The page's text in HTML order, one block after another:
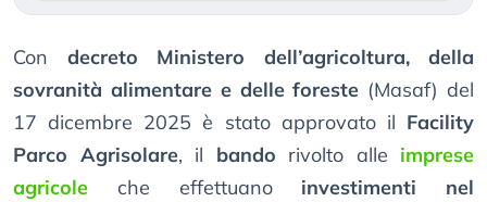
Con decreto Ministero dell’agricoltura, della
sovranità alimentare e delle foreste (Masaf) del
17 dicembre 2025 è stato approvato il Facility
Parco Agrisolare, il bando rivolto alle imprese
agricole che effettuano investimenti nel